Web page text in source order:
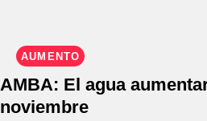
AUMENTO
AMBA: El agua
noviembre